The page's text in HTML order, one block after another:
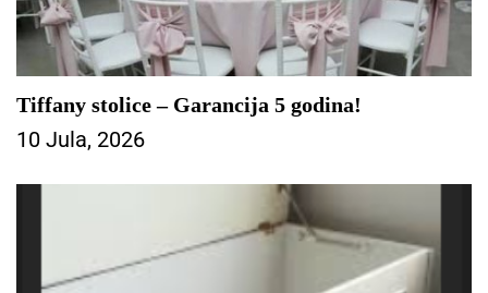
Tiffany stolice – Garancija 5 godina!
10 Jula, 2026